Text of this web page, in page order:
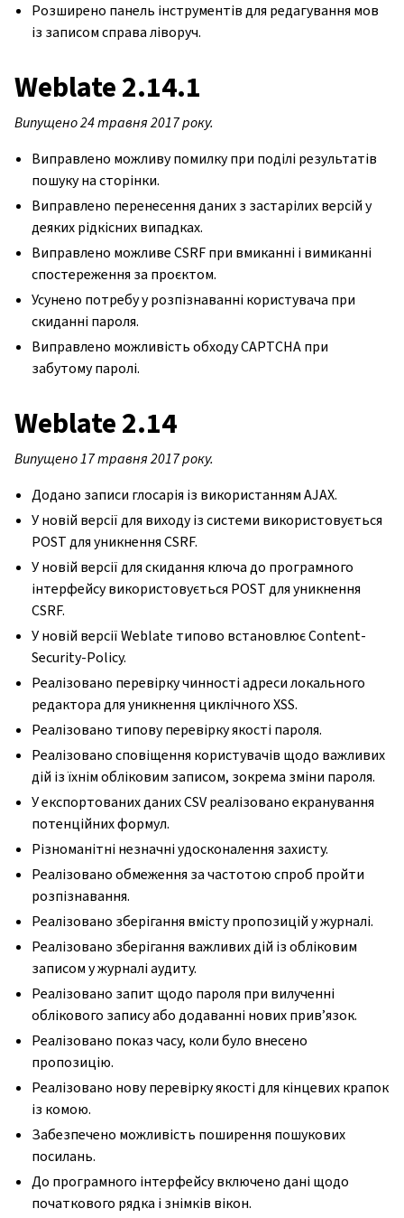
Розширено панель інструментів для редагування мов
із записом справа ліворуч.
Weblate 2.14.1
Випущено 24 травня 2017 року.
Виправлено можливу помилку при поділі результатів
пошуку на сторінки.
Виправлено перенесення даних з застарілих версій у
деяких рідкісних випадках.
Виправлено можливе CSRF при вмиканні і вимиканні
спостереження за проєктом.
Усунено потребу у розпізнаванні користувача при
скиданні пароля.
Виправлено можливість обходу CAPTCHA при
забутому паролі.
Weblate 2.14
Випущено 17 травня 2017 року.
Додано записи глосарія із використанням AJAX.
У новій версії для виходу із системи використовується
POST для уникнення CSRF.
У новій версії для скидання ключа до програмного
інтерфейсу використовується POST для уникнення
CSRF.
У новій версії Weblate типово встановлює Content-
Security-Policy.
Реалізовано перевірку чинності адреси локального
редактора для уникнення циклічного XSS.
Реалізовано типову перевірку якості пароля.
Реалізовано сповіщення користувачів щодо важливих
дій із їхнім обліковим записом, зокрема зміни пароля.
У експортованих даних CSV реалізовано екранування
потенційних формул.
Різноманітні незначні удосконалення захисту.
Реалізовано обмеження за частотою спроб пройти
розпізнавання.
Реалізовано зберігання вмісту пропозицій у журналі.
Реалізовано зберігання важливих дій із обліковим
записом у журналі аудиту.
Реалізовано запит щодо пароля при вилученні
облікового запису або додаванні нових прив’язок.
Реалізовано показ часу, коли було внесено
пропозицію.
Реалізовано нову перевірку якості для кінцевих крапок
із комою.
Забезпечено можливість поширення пошукових
посилань.
До програмного інтерфейсу включено дані щодо
початкового рядка і знімків вікон.